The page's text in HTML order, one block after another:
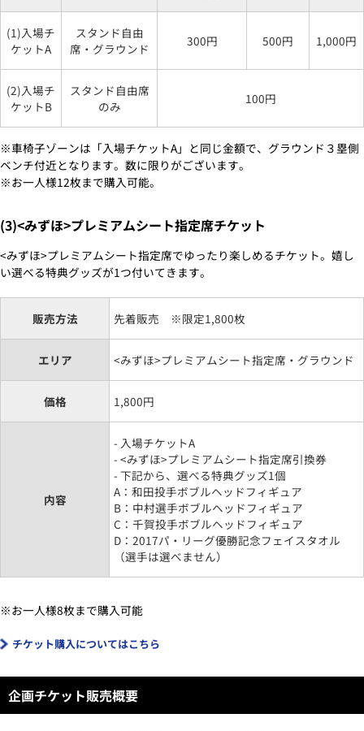
(1)入場チ
ケットA
スタンド自由
席・グラウンド
300円 500円 1,000円
(2)入場チ
ケットB
スタンド自由席
のみ
100円
※車椅子ゾーンは「入場チケットA」と同じ金額で、グラウンド３塁側
ベンチ付近となります。数に限りがございます。
※お一人様12枚まで購入可能。
(3)<みずほ>プレミアムシート指定席チケット
<みずほ>プレミアムシート指定席でゆったり楽しめるチケット。嬉し
い選べる特典グッズが1つ付いてきます。
販売方法 先着販売 ※限定1,800枚
エリア <みずほ>プレミアムシート指定席・グラウンド
価格 1,800円
内容
- 入場チケットA
- <みずほ>プレミアムシート指定席引換券
- 下記から、選べる特典グッズ1個
A：和田投手ボブルヘッドフィギュア
B：中村選手ボブルヘッドフィギュア
C：千賀投手ボブルヘッドフィギュア
D：2017パ・リーグ優勝記念フェイスタオル
（選手は選べません）
※お一人様8枚まで購入可能
チケット購入についてはこちら
企画チケット販売概要